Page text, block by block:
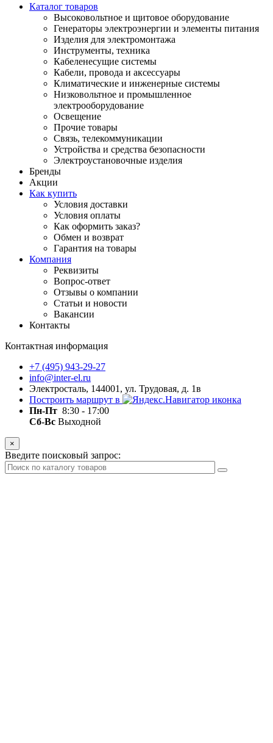
Каталог товаров
Высоковольтное и щитовое оборудование
Генераторы электроэнергии и элементы питания
Изделия для электромонтажа
Инструменты, техника
Кабеленесущие системы
Кабели, провода и аксессуары
Климатические и инженерные системы
Низковольтное и промышленное
электрооборудование
Освещение
Прочие товары
Связь, телекоммуникации
Устройства и средства безопасности
Электроустановочные изделия
Бренды
Акции
Как купить
Условия доставки
Условия оплаты
Как оформить заказ?
Обмен и возврат
Гарантия на товары
Компания
Реквизиты
Вопрос-ответ
Отзывы о компании
Статьи и новости
Вакансии
Контакты
Контактная информация
+7 (495) 943-29-27
info@inter-el.ru
Электросталь, 144001, ул. Трудовая, д. 1в
Построить маршрут в
Пн-Пт 8:30 - 17:00
Сб-Вс Выходной
×
Введите поисковый запрос: